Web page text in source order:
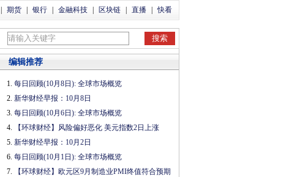
期货 银行 金融科技 区块链 直播 快看
编辑推荐
每日回顾(10月8日): 全球市场概览
新华财经早报：10月8日
每日回顾(10月6日): 全球市场概览
【环球财经】风险偏好恶化 美元指数2日上涨
新华财经早报：10月2日
每日回顾(10月1日): 全球市场概览
【环球财经】欧元区9月制造业PMI终值符合预期